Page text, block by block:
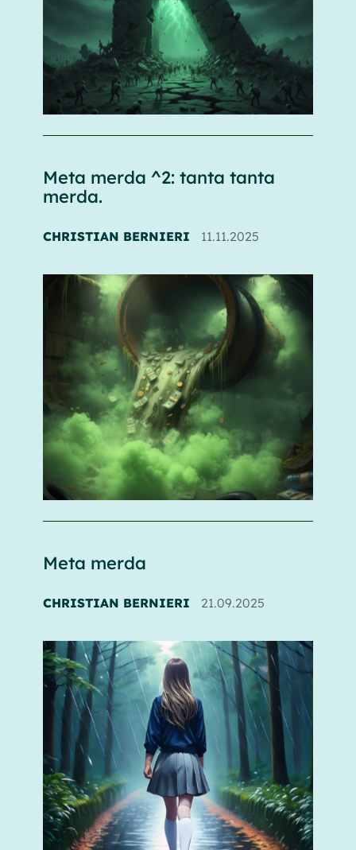
Meta merda ^2: tanta tanta
merda.
CHRISTIAN BERNIERI 11.11.2025
Meta merda
CHRISTIAN BERNIERI 21.09.2025